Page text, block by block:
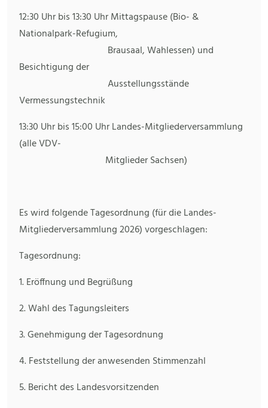
12:30 Uhr bis 13:30 Uhr Mittagspause (Bio- &
Nationalpark-Refugium,
Brausaal, Wahlessen) und
Besichtigung der
Ausstellungsstände
Vermessungstechnik
13:30 Uhr bis 15:00 Uhr Landes-Mitgliederversammlung
(alle VDV-
Mitglieder Sachsen)
Es wird folgende Tagesordnung (für die Landes-
Mitgliederversammlung 2026) vorgeschlagen:
Tagesordnung:
1. Eröffnung und Begrüßung
2. Wahl des Tagungsleiters
3. Genehmigung der Tagesordnung
4. Feststellung der anwesenden Stimmenzahl
5. Bericht des Landesvorsitzenden